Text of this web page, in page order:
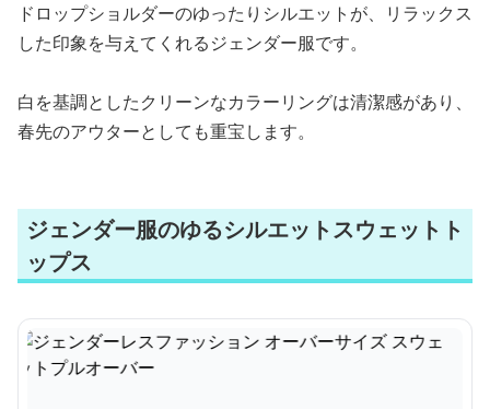
ドロップショルダーのゆったりシルエットが、リラックス
した印象を与えてくれるジェンダー服です。
白を基調としたクリーンなカラーリングは清潔感があり、
春先のアウターとしても重宝します。
ジェンダー服のゆるシルエットスウェットト
ップス